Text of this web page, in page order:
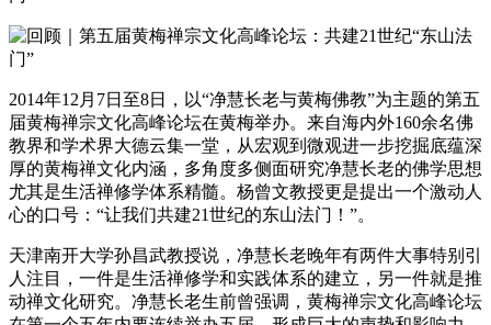
2014年12月7日至8日，以“净慧长老与黄梅佛教”为主题的第五
届黄梅禅宗文化高峰论坛在黄梅举办。来自海内外160余名佛
教界和学术界大德云集一堂，从宏观到微观进一步挖掘底蕴深
厚的黄梅禅文化内涵，多角度多侧面研究净慧长老的佛学思想
尤其是生活禅修学体系精髓。杨曾文教授更是提出一个激动人
心的口号：“让我们共建21世纪的东山法门！”。
天津南开大学孙昌武教授说，净慧长老晚年有两件大事特别引
人注目，一件是生活禅修学和实践体系的建立，另一件就是推
动禅文化研究。净慧长老生前曾强调，黄梅禅宗文化高峰论坛